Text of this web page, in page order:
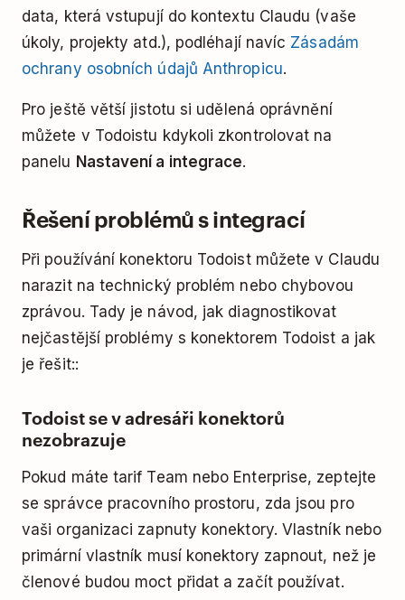
data, která vstupují do kontextu Claudu (vaše
úkoly, projekty atd.), podléhají navíc Zásadám
ochrany osobních údajů Anthropicu.
Pro ještě větší jistotu si udělená oprávnění
můžete v Todoistu kdykoli zkontrolovat na
panelu Nastavení a integrace.
Řešení problémů s integrací
Při používání konektoru Todoist můžete v Claudu
narazit na technický problém nebo chybovou
zprávou. Tady je návod, jak diagnostikovat
nejčastější problémy s konektorem Todoist a jak
je řešit::
Todoist se v adresáři konektorů
nezobrazuje
Pokud máte tarif Team nebo Enterprise, zeptejte
se správce pracovního prostoru, zda jsou pro
vaši organizaci zapnuty konektory. Vlastník nebo
primární vlastník musí konektory zapnout, než je
členové budou moct přidat a začít používat.